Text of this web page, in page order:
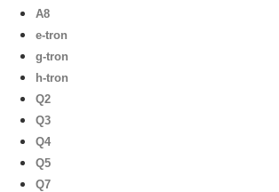
A8
e-tron
g-tron
h-tron
Q2
Q3
Q4
Q5
Q7